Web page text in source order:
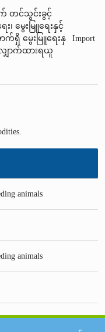
တင်သွင်းခွင့်
မွေးမြူရေးနှင့်
က်ရှိ မွေးမြူရေးနှ
ောက်ထားရယူ
Import
animals
animals